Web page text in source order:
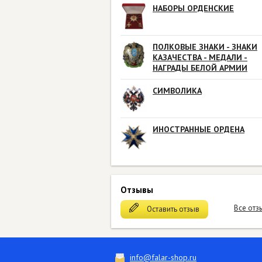
НАБОРЫ ОРДЕНСКИЕ
ПОЛКОВЫЕ ЗНАКИ - ЗНАКИ
КАЗАЧЕСТВА - МЕДАЛИ -
НАГРАДЫ БЕЛОЙ АРМИИ
СИМВОЛИКА
ИНОСТРАННЫЕ ОРДЕНА
Отзывы
Оставить отзыв Все
info@falar-shop.ru